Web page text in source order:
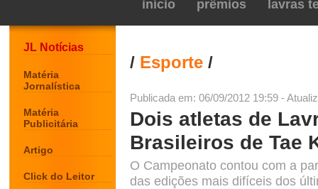
início prêmios lavras
JL Notícias
Matéria
Jornalística
Matéria
Publicitária
Artigo
Click do Leitor
/ Esporte /
Publicada em: 06/09/2012 19:59 -
Dois atletas de
Brasileiros de Tae
O Campeonato contou com a
das edições mais difíceis dos